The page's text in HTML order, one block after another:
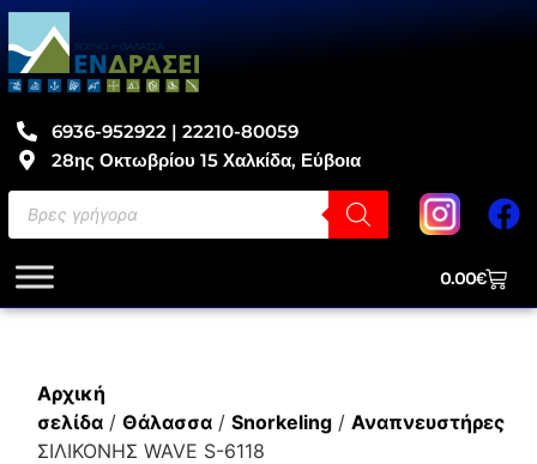
6936-952922 | 22210-80059
28ης Οκτωβρίου 15 Χαλκίδα, Εύβοια
0.00€
Αρχική
σελίδα/ Θάλασσα/ Snorkeling/ Αναπνευστήρες/
ΣΙΛΙΚΟΝΗΣ WAVE S-6118